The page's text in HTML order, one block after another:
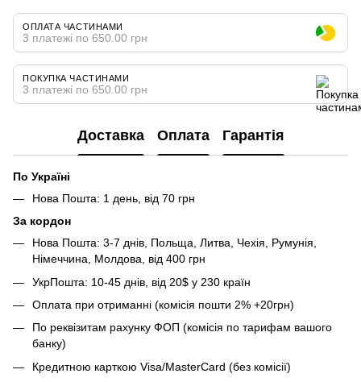
ОПЛАТА ЧАСТИНАМИ
3 платежі по 650.00 грн
ПОКУПКА ЧАСТИНАМИ
3 платежі по 650.00 грн
Доставка Оплата Гарантія
По Україні
Нова Пошта: 1 день, від 70 грн
За кордон
Нова Пошта: 3-7 днів, Польща, Литва, Чехія, Румунія,
Німеччина, Молдова, від 400 грн
УкрПошта: 10-45 днів, від 20$ у 230 країн
Оплата при отриманні (комісія пошти 2% +20грн)
По реквізитам рахунку ФОП (комісія по тарифам вашого
банку)
Кредитною карткою Visa/MasterCard (без комісії)